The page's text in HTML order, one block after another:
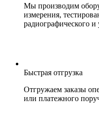
Мы производим
измерения,
радиографического и
Быстрая отгрузка
Отгружаем заказы
или платежного